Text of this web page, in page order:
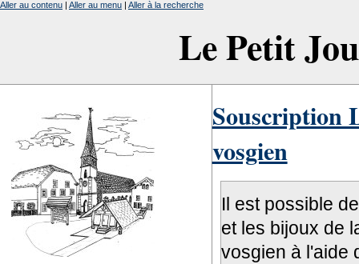
Le Petit
Aller au contenu | Aller au menu | Aller à la recherche
Souscription
vosgien
Il est possible
et les bijoux de
vosgien à l'aide